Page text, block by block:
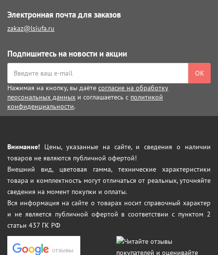
Электронная почта для заказов
zakaz@lsiufa.ru
Подпишитесь на новости и акции
ОК
Нажимая на кнопку, вы даёте согласие на обработку
персональных данных и соглашаетесь с политикой
конфиденциальности.
Внимание! Цены, указанные на сайте, и сведения о наличии
товаров не являются публичной офертой!
Внешний вид, цветовая гамма, технические характеристики
товара и комплектность могут отличаться от реальных, уточняйте
сведения на момент покупки и оплаты.
Вся информация на сайте о товарах носит справочный характер
и не является публичной офертой в соответствии с пунктом 2
статьи 437 ГК РФ